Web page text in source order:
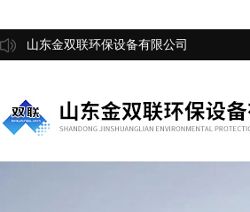
山东金双联环保设备有限公司